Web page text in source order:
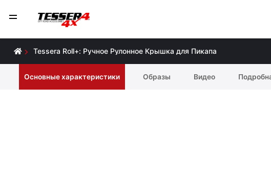
Tessera Roll+: Ручное Рулонное Крышка для Пикапа
Основные характеристики Образы Видео